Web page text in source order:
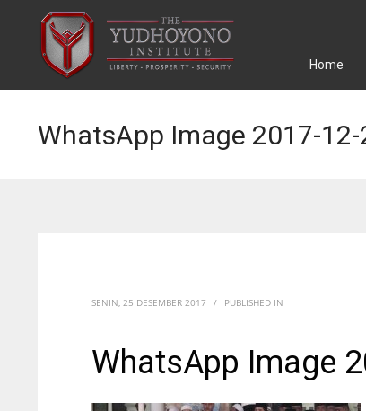
Home
WhatsApp Image 2017-
SENIN, 25 DESEMBER 2017 / PUBLISHED IN
WhatsApp Image